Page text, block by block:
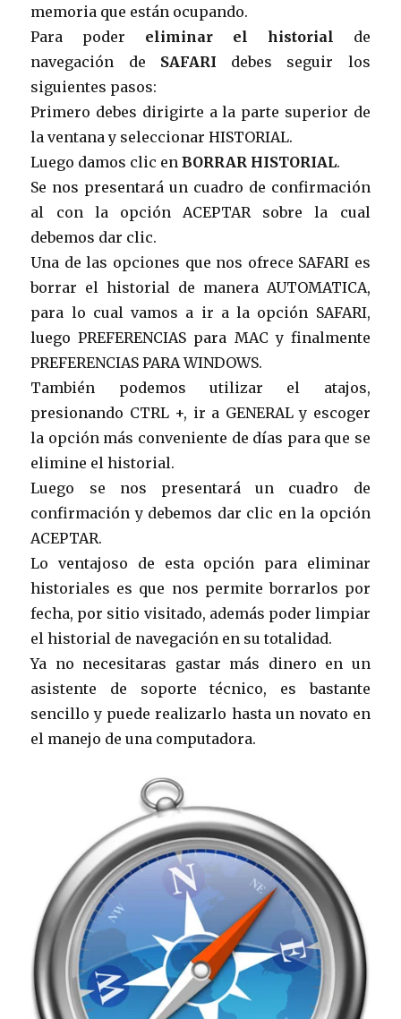
memoria que están ocupando.
Para poder eliminar el historial de
navegación de SAFARI debes seguir los
siguientes pasos:
Primero debes dirigirte a la parte superior de
la ventana y seleccionar HISTORIAL.
Luego damos clic enBORRAR HISTORIAL.
Se nos presentará un cuadro de confirmación
al con la opción ACEPTAR sobre la cual
debemos dar clic.
Una de las opciones que nos ofrece SAFARI es
borrar el historial de manera AUTOMATICA,
para lo cual vamos a ir a la opción SAFARI,
luego PREFERENCIAS para MAC y finalmente
PREFERENCIAS PARA WINDOWS.
También podemos utilizar el atajos,
presionando CTRL +, ir a GENERAL y escoger
la opción más conveniente de días para que se
elimine el historial.
Luego se nos presentará un cuadro de
confirmación y debemos dar clic en la opción
ACEPTAR.
Lo ventajoso de esta opción para eliminar
historiales es que nos permite borrarlos por
fecha, por sitio visitado, además poder limpiar
el historial de navegación en su totalidad.
Ya no necesitaras gastar más dinero en un
asistente de soporte técnico, es bastante
sencillo y puede realizarlo hasta un novato en
el manejo de una computadora.